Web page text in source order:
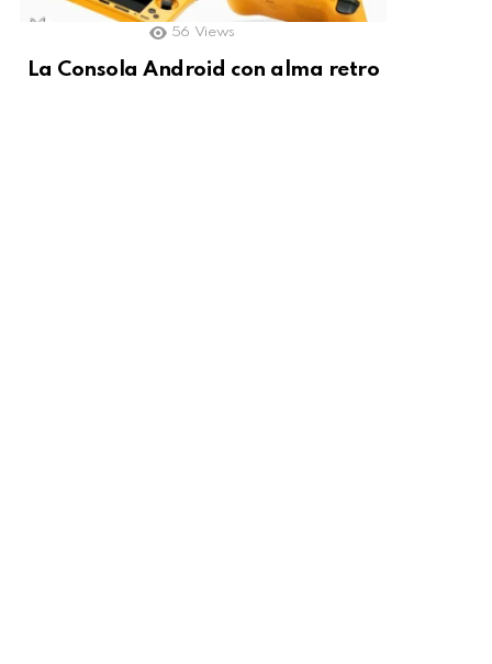
56 Views
La Consola Android con alma retro